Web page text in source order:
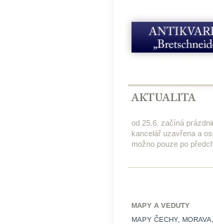
od 25.6. začíná
kancelář uzavřena a
možno pouze po
MAPY A VEDUTY
MAPY ČECHY,